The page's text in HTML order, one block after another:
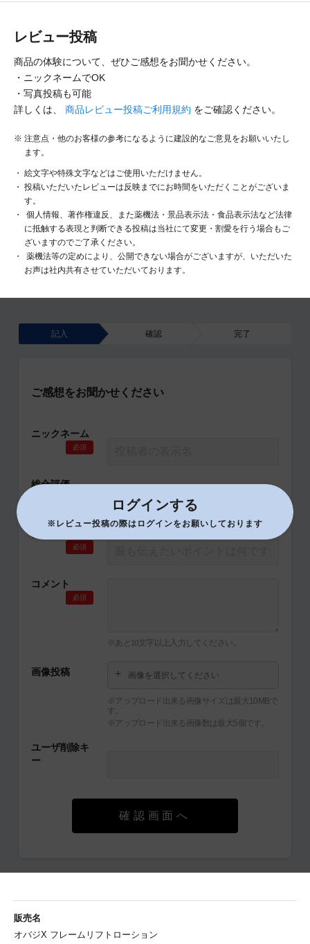
レビュー投稿
商品の体験について、ぜひご感想をお聞かせください。
・ニックネームでOK
・写真投稿も可能
詳しくは、 商品レビュー投稿ご利用規約 をご確認ください。
注意点・他のお客様の参考になるように建設的なご意見をお願いいたし
ます。
絵文字や特殊文字などはご使用いただけません。
投稿いただいたレビューは反映までにお時間をいただくことがございま
す。
個人情報、著作権違反、また薬機法・景品表示法・食品表示法など法律
に抵触する表現と判断できる投稿は当社にて変更・割愛を行う場合もご
ざいますのでご了承ください。
薬機法等の定めにより、公開できない場合がございますが、いただいた
お声は社内共有させていただいております。
記入 確認 完了
ご感想をお聞かせください
ニックネーム
必須
総合評価
タイトル
必須
コメント
必須
※あと 10 文字以上入力してください。
画像投稿 画像を選択してください
※アップロード出来る画像サイズは最大10MBで
す。
※アップロード出来る画像数は最大5個です。
ユーザ削除キ
ー
確認画面へ
ログインする
※レビュー投稿の際はログインをお願いしております
販売名
オバジX フレームリフトローション